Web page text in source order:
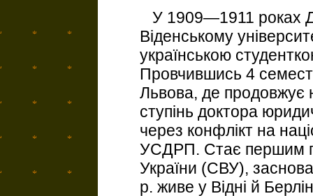
У 1909—1911 роках
Віденському
українською
Провчившись 4
Львова, де продовжує
ступінь доктора
через конфлікт на
УСДРП. Стає першим
України (СВУ),
р. живе у Відні й